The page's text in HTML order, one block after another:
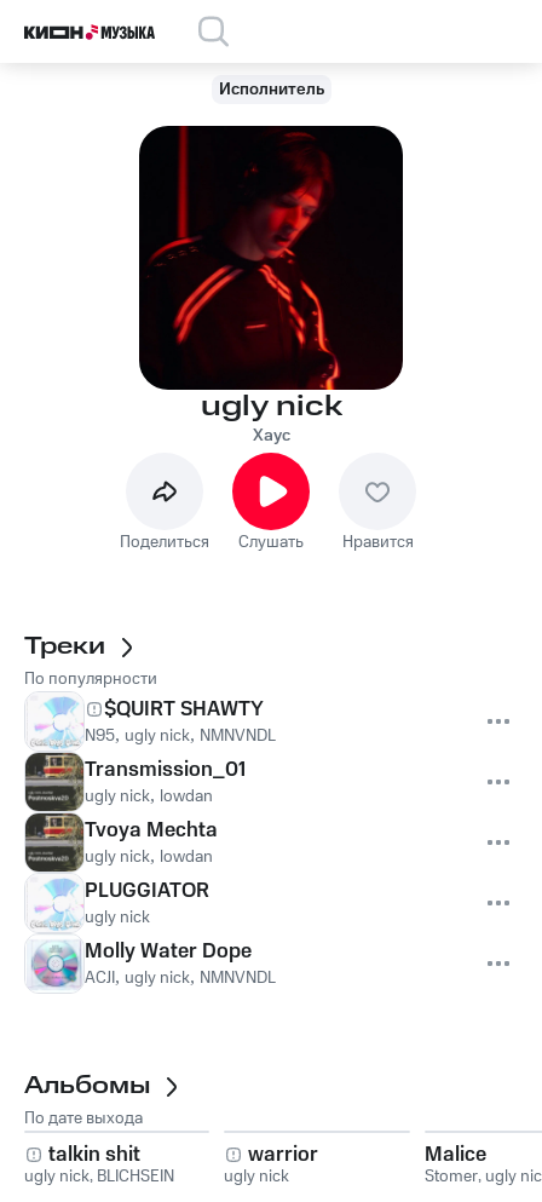
Исполнитель
ugly nick
Хаус
Поделиться Слушать Нравится
Треки
По популярности
$QUIRT SHAWTY
N95, ugly nick, NMNVNDL
Transmission_01
ugly nick, lowdan
Tvoya Mechta
ugly nick, lowdan
PLUGGIATOR
ugly nick
Molly Water Dope
ACJI, ugly nick, NMNVNDL
Альбомы
По дате выхода
talkin shit
ugly nick, BLICHSEIN
warrior
ugly nick
Malice
Stomer, ugly